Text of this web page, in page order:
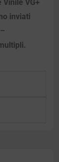
VG+
inviati